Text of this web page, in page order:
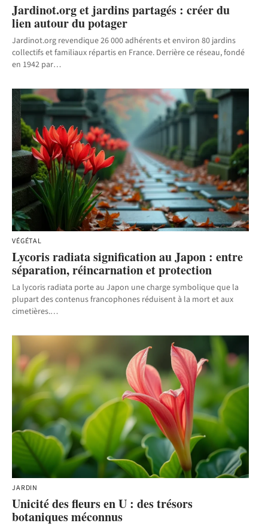
Jardinot.org et jardins partagés : créer du
lien autour du potager
Jardinot.org revendique 26 000 adhérents et environ 80 jardins
collectifs et familiaux répartis en France. Derrière ce réseau, fondé
en 1942 par…
VÉGÉTAL
Lycoris radiata signification au Japon : entre
séparation, réincarnation et protection
La lycoris radiata porte au Japon une charge symbolique que la
plupart des contenus francophones réduisent à la mort et aux
cimetières.…
JARDIN
Unicité des fleurs en U : des trésors
botaniques méconnus